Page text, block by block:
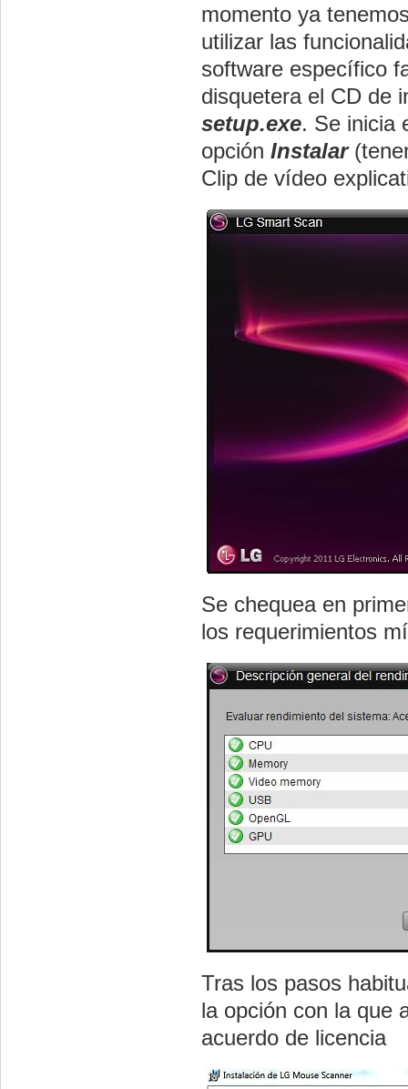
momento ya
utilizar las
software específico
disquetera el CD de
setup.exe. Se inicia
opción Instalar
Clip de vídeo
Se chequea en
los requerimientos
Tras los pasos
la opción con la que
acuerdo de licencia